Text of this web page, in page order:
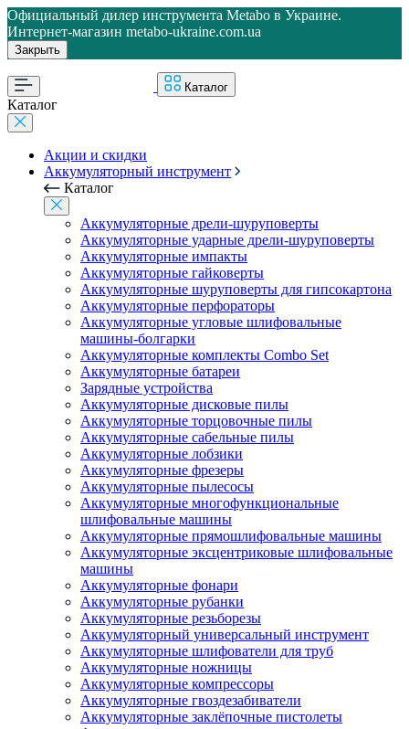
Официальный дилер инструмента Metabo в Украине.
Интернет-магазин metabo-ukraine.com.ua
Закрыть
Каталог
Каталог
Акции и скидки
Аккумуляторный инструмент
Каталог
Аккумуляторные дрели-шуруповерты
Аккумуляторные ударные дрели-шуруповерты
Аккумуляторные импакты
Аккумуляторные гайковерты
Аккумуляторные шуруповерты для гипсокартона
Аккумуляторные перфораторы
Аккумуляторные угловые шлифовальные
машины-болгарки
Аккумуляторные комплекты Combo Set
Аккумуляторные батареи
Зарядные устройства
Аккумуляторные дисковые пилы
Аккумуляторные торцовочные пилы
Аккумуляторные сабельные пилы
Аккумуляторные лобзики
Аккумуляторные фрезеры
Аккумуляторные пылесосы
Аккумуляторные многофункциональные
шлифовальные машины
Аккумуляторные прямошлифовальные машины
Аккумуляторные эксцентриковые шлифовальные
машины
Аккумуляторные фонари
Аккумуляторные рубанки
Аккумуляторные резьборезы
Аккумуляторный универсальный инструмент
Аккумуляторные шлифователи для труб
Аккумуляторные ножницы
Аккумуляторные компрессоры
Аккумуляторные гвоздезабиватели
Аккумуляторные заклёпочные пистолеты